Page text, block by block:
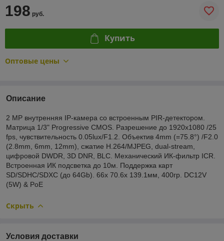
198 руб.
Купить
Оптовые цены
Описание
2 MP внутренняя IP-камера со встроенным PIR-детектором.
Матрица 1/3" Progressive CMOS. Разрешение до 1920x1080 /25
fps, чувствительность 0.05lux/F1.2. Объектив 4mm (=75.8°) /F2.0
(2.8mm, 6mm, 12mm), сжатие H.264/MJPEG, dual-stream,
цифровой DWDR, 3D DNR, BLC. Механический ИК-фильтр ICR.
Встроенная ИК подсветка до 10м. Поддержка карт
SD/SDHC/SDXC (до 64Gb). 66x 70.6x 139.1мм, 400гр. DC12V
(5W) & PoE
Скрыть
Условия доставки